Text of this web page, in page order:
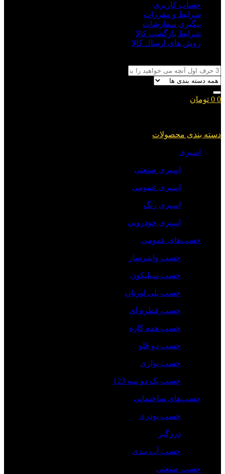
حساب کاربری
شرایط و مقررات
پیگیری سفارشات
شرایط بازگشت کالا
روش های ارسال کالا
0
0 تومان
دسته بندی محصولات
اسپری
اسپری صنعتی
اسپری عمومی
اسپری رنگ
اسپری خودرویی
چسب‌های عمومی
چسب واشرساز
چسب سیلیکون
چسب پلی اورتان
چسب قطره ای
چسب همه کاره
چسب دو قلو
چسب نواری
چسب یک دو سه 123
چسب‌های ساختمانی
چسب پودری
درزگیر
چسب آب بندی
چسب صنعتی